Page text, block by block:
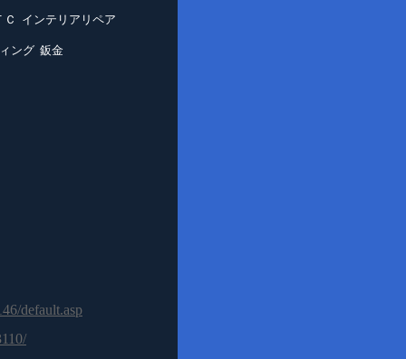
インテリアリペア
ング 鈑金
default.asp